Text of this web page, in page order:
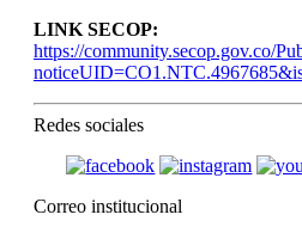
LINK SECOP:
https://community.secop.gov.co/
Redes sociales
Correo institucional